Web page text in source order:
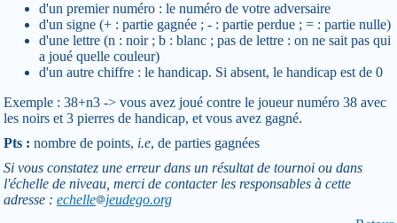
d'un premier numéro : le numéro de votre adversaire
d'un signe (+ : partie gagnée ; - : partie perdue ; = : partie nulle)
d'une lettre (n : noir ; b : blanc ; pas de lettre : on ne sait pas qui
a joué quelle couleur)
d'un autre chiffre : le handicap. Si absent, le handicap est de 0
Exemple : 38+n3 -> vous avez joué contre le joueur numéro 38 avec
les noirs et 3 pierres de handicap, et vous avez gagné.
Pts : nombre de points, i.e, de parties gagnées
Si vous constatez une erreur dans un résultat de tournoi ou dans
l'échelle de niveau, merci de contacter les responsables à cette
adresse : echelle
jeudego.org